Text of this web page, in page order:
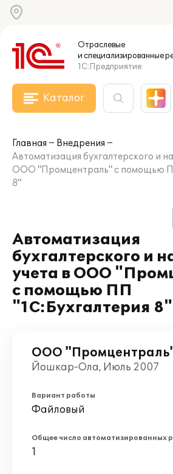
Отраслевые
и специализированные
1С:Предприятие
Каталог
Главная
Внедрения
Автоматизация бухгалтерского и
ООО "Промцентраль" с помощью
8"
Автоматизация
бухгалтерского и
учета в ООО
с помощью ПП
"1С:Бухгалтерия 8"
ООО
Йошкар-Ола, Июль 2007
Вариант работы
Файловый
Общее число автоматизированных
1